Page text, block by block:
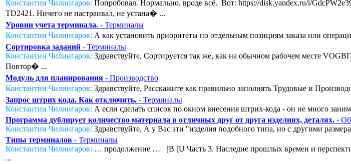
Константин Чилингаров: Попробовал. Нормально, вроде всё. Вот: https://disk.yandex.ru/i/
TD2421. Ничего не настраивал, не устана� ...
Уровни учета терминала. - Терминалы
Константин Чилингаров: А как установить приоритеты по отдельным позициям заказа или
Сортировка заданий - Терминалы
Константин Чилингаров: Здравствуйте, Сортируется так же, как на обычном рабочем месте
Повтор� ...
Модуль для планирования - Производство
Константин Чилингаров: Здравствуйте, Расскажите как правильно заполнять Трудовые и
Запрос штрих кода. Как отключить. - Терминалы
Константин Чилингаров: А если сделать список по окном внесения штрих-кода - он не много
Программа дублирует количество материала в отличных друг от друга изделиях, деталях. -
Константин Чилингаров: Здравствуйте, А у Вас эти "изделия подобного типа, но с другими
Типы терминалов - Терминалы
Константин Чилингаров: … продолжение … [B [U Часть 3. Наследие прошлых времен и
...